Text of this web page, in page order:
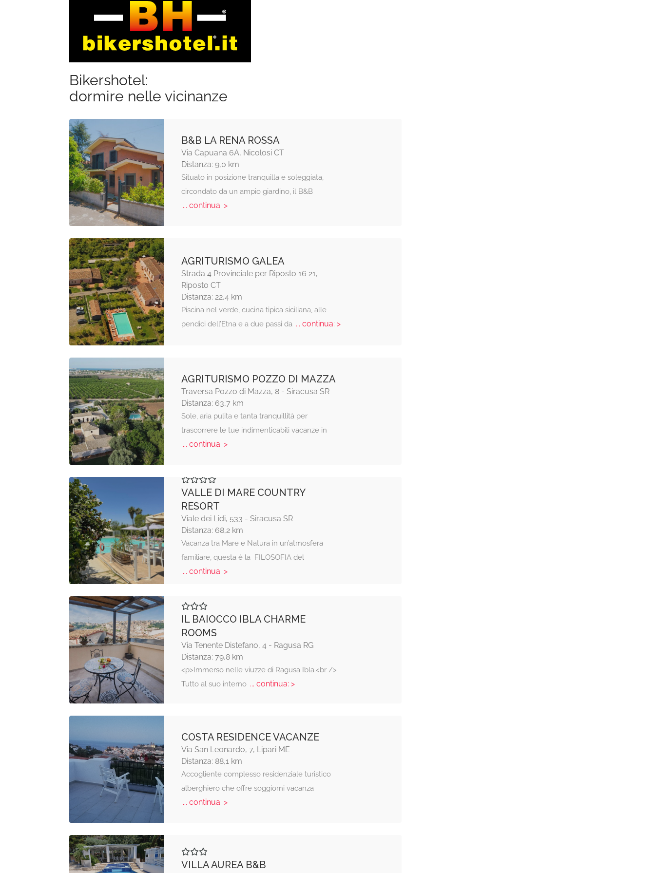
Bikershotel:
dormire nelle vicinanze
B&B LA RENA ROSSA
Via Capuana 6A, Nicolosi CT
Distanza: 9,0 km
Situato in posizione tranquilla e soleggiata,
circondato da un ampio giardino, il B&B
... continua: >
AGRITURISMO GALEA
Strada 4 Provinciale per Riposto 16 21,
Riposto CT
Distanza: 22,4 km
Piscina nel verde, cucina tipica siciliana, alle
pendici dell’Etna e a due passi da... continua: >
AGRITURISMO POZZO DI MAZZA
Traversa Pozzo di Mazza, 8 - Siracusa SR
Distanza: 63,7 km
Sole, aria pulita e tanta tranquillità per
trascorrere le tue indimenticabili vacanze in
... continua: >
VALLE DI MARE COUNTRY
RESORT
Viale dei Lidi, 533 - Siracusa SR
Distanza: 68,2 km
Vacanza tra Mare e Natura in un’atmosfera
familiare, questa è la FILOSOFIA del
... continua: >
IL BAIOCCO IBLA CHARME
ROOMS
Via Tenente Distefano, 4 - Ragusa RG
Distanza: 79,8 km
<p>Immerso nelle viuzze di Ragusa Ibla.<br />
Tutto al suo interno... continua: >
COSTA RESIDENCE VACANZE
Via San Leonardo, 7, Lipari ME
Distanza: 88,1 km
Accogliente complesso residenziale turistico
alberghiero che offre soggiorni vacanza
... continua: >
VILLA AUREA B&B